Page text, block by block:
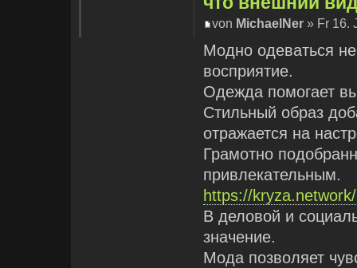
von MichaelNer » Fr 16.
Модно одеваться
восприятие.
Одежда помогает
Стильный образ
отражается на
Грамотно
привлекательным.
https://
В деловой и
значение.
Мода позволяет